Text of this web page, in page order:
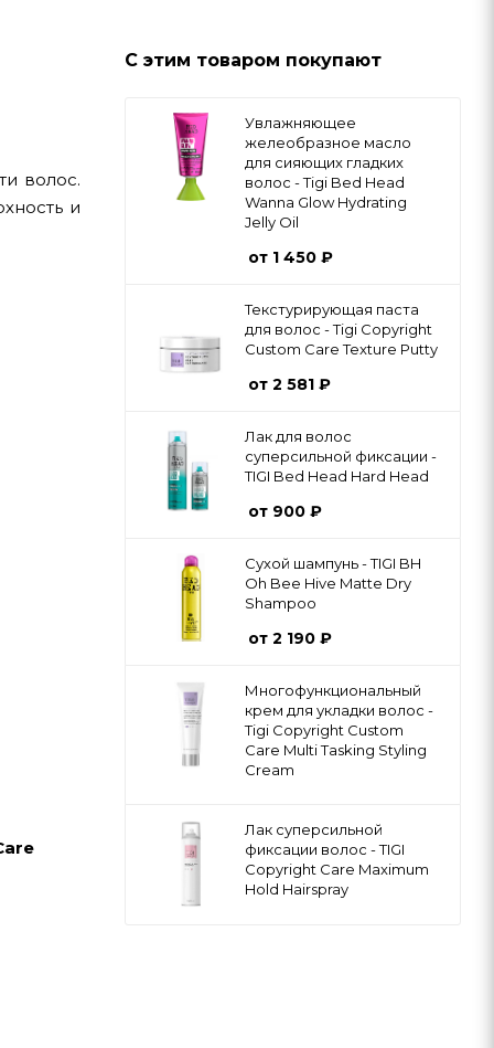
волос.
и
С этим товаром покупают
Увлажняющее
желеобразное масло
для сияющих гладких
волос - Tigi Bed Head
Wanna Glow Hydrating
Jelly Oil
от 1 450 ₽
Текстурирующая паста
для волос - Tigi Copyright
Custom Care Texture Putty
от 2 581 ₽
Лак для волос
суперсильной фиксации -
TIGI Bed Head Hard Head
от 900 ₽
Сухой шампунь - TIGI BH
Oh Bee Hive Matte Dry
Shampoo
от 2 190 ₽
Многофункциональный
крем для укладки волос -
Tigi Copyright Custom
Care Multi Tasking Styling
Cream
Лак суперсильной
фиксации волос - TIGI
Copyright Care Maximum
Hold Hairspray